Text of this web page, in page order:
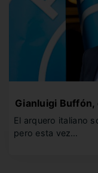
Gianluigi
El arquero italiano
pero esta vez…